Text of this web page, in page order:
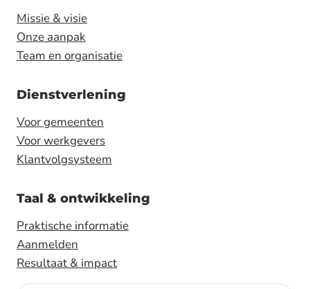
Missie & visie
Onze aanpak
Team en organisatie
Dienstverlening
Voor gemeenten
Voor werkgevers
Klantvolgsysteem
Taal & ontwikkeling
Praktische informatie
Aanmelden
Resultaat & impact